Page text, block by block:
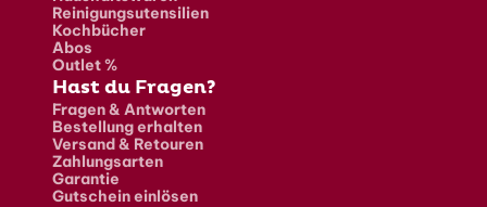
Reinigungsutensilien
Kochbücher
Abos
Outlet %
Hast du Fragen?
Fragen & Antworten
Bestellung erhalten
Versand & Retouren
Zahlungsarten
Garantie
Gutschein einlösen